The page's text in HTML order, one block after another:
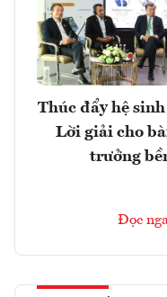
Thúc đẩy hệ
Lời giải cho
trưởng
Đọc